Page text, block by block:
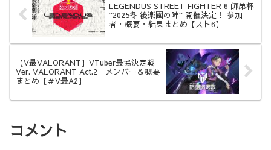
LEGENDUS STREET FIGHTER 6 師弟杯
~2025冬 後楽園の陣~ 開催決定！ 参加
者・概要・結果まとめ【スト6】
【V最VALORANT】VTuber最協決定戦
Ver. VALORANT Act.2 メンバー＆概要
まとめ【＃V最A2】
コメント